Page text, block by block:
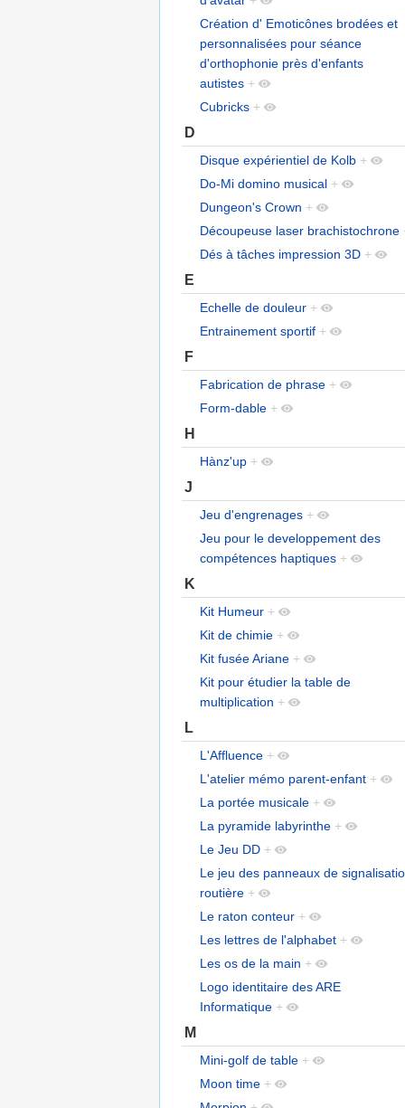
Création d' Emoticônes brodées et
personnalisées pour séance
d'orthophonie près d'enfants
autistes +
Cubricks +
D
Disque expérientiel de Kolb +
Do-Mi domino musical +
Dungeon's Crown +
Découpeuse laser brachistochrone
Dés à tâches impression 3D +
E
Echelle de douleur +
Entrainement sportif +
F
Fabrication de phrase +
Form-dable +
H
Hànz'up +
J
Jeu d'engrenages +
Jeu pour le developpement des
compétences haptiques +
K
Kit Humeur +
Kit de chimie +
Kit fusée Ariane +
Kit pour étudier la table de
multiplication +
L
L'Affluence +
L'atelier mémo parent-enfant +
La portée musicale +
La pyramide labyrinthe +
Le Jeu DD +
Le jeu des panneaux de
routière +
Le raton conteur +
Les lettres de l'alphabet +
Les os de la main +
Logo identitaire des ARE
Informatique +
M
Mini-golf de table +
Moon time +